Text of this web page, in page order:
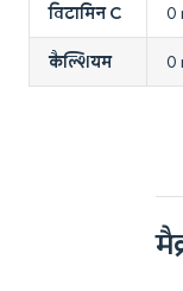
विटामिन C 0
कैल्शियम 0